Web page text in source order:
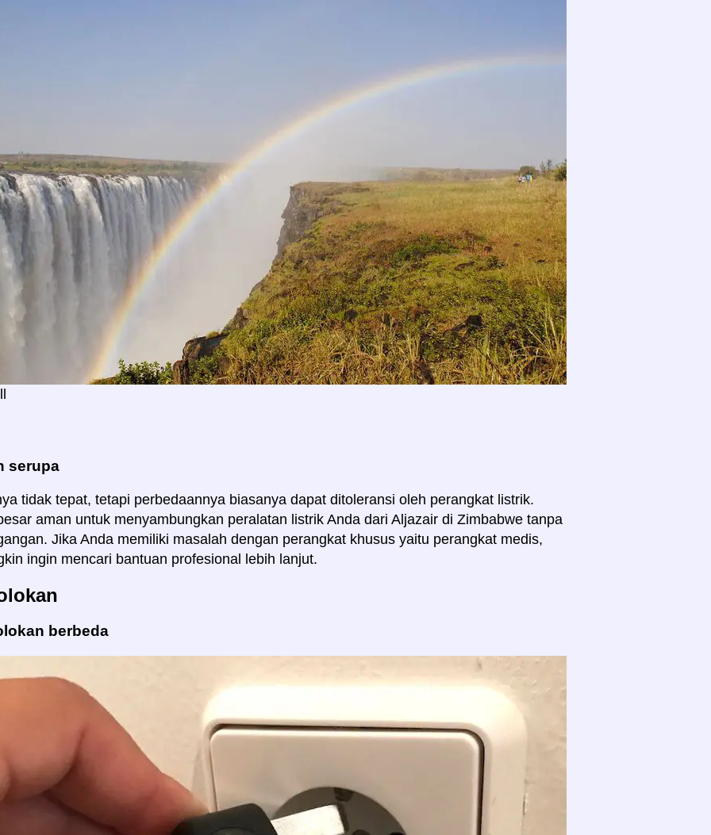
serupa
tidak tepat, tetapi perbedaannya biasanya dapat ditoleransi oleh perangkat listrik.
aman untuk menyambungkan peralatan listrik Anda dari Aljazair di Zimbabwe tanpa
Jika Anda memiliki masalah dengan perangkat khusus yaitu perangkat medis,
ingin mencari bantuan profesional lebih lanjut.
berbeda